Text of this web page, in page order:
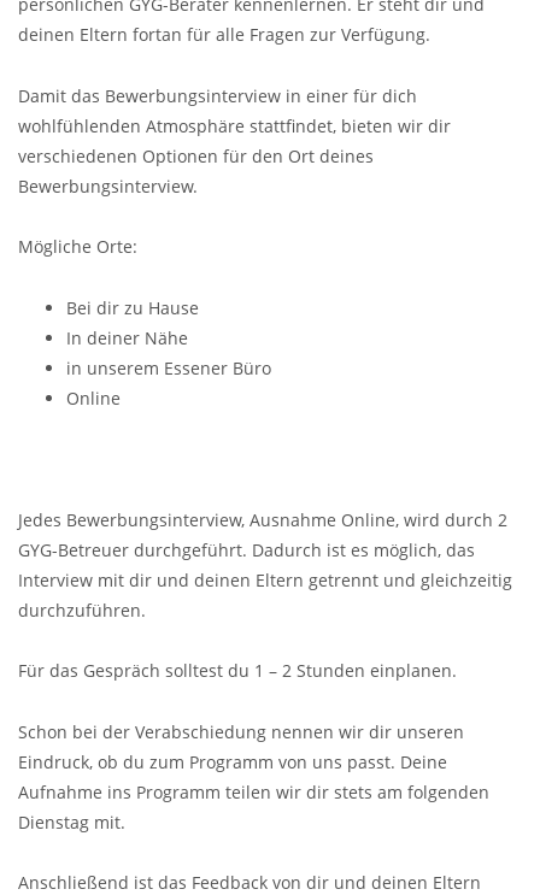
persönlichen GYG-Berater kennenlernen. Er steht dir und
deinen Eltern fortan für alle Fragen zur Verfügung.
Damit das Bewerbungsinterview in einer für dich
wohlfühlenden Atmosphäre stattfindet, bieten wir dir
verschiedenen Optionen für den Ort deines
Bewerbungsinterview.
Mögliche Orte:
Bei dir zu Hause
In deiner Nähe
in unserem Essener Büro
Online
Jedes Bewerbungsinterview, Ausnahme Online, wird durch 2
GYG-Betreuer durchgeführt. Dadurch ist es möglich, das
Interview mit dir und deinen Eltern getrennt und gleichzeitig
durchzuführen.
Für das Gespräch solltest du 1 – 2 Stunden einplanen.
Schon bei der Verabschiedung nennen wir dir unseren
Eindruck, ob du zum Programm von uns passt. Deine
Aufnahme ins Programm teilen wir dir stets am folgenden
Dienstag mit.
Anschließend ist das Feedback von dir und deinen Eltern